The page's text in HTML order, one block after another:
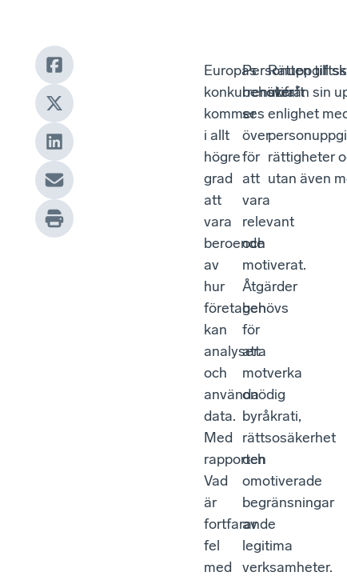
Europas
konkurrenskraft
kommer
i allt
högre
grad
att
vara
beroende
av
hur
företagen
kan
analysera
och
använda
data.
Med
rapporten
Vad
är
fortfarande
fel
med
behöver
ses
över
för
att
vara
relevant
och
motiverat.
Åtgärder
behövs
för
att
motverka
onödig
byråkrati,
rättsosäkerhet
och
omotiverade
begränsningar
av
legitima
verksamheter.
Rätten till
utifrån sin
enlighet
rättigheter
utan även